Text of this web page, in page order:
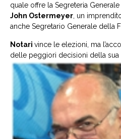
quale offre la Segreteria
John Ostermeyer , un
anche Segretario Generale della
Notari vince le elezioni, ma
delle peggiori decisioni della sua